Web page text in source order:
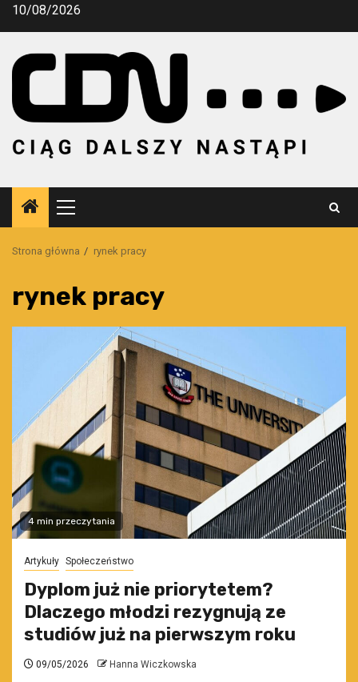
Przejdź
10/08/2026
Menu
główne
Strona główna rynek pracy
rynek pracy
4 min przeczytania
Artykuły Społeczeństwo
Dyplom już nie priorytetem?
Dlaczego młodzi rezygnują ze
studiów już na pierwszym roku
09/05/2026 Hanna Wiczkowska